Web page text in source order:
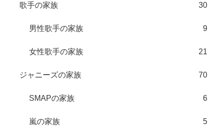
歌手の家族 30
男性歌手の家族 9
女性歌手の家族 21
ジャニーズの家族 70
SMAPの家族 6
嵐の家族 5